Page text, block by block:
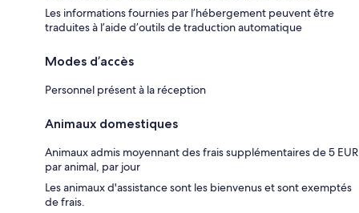
Les informations fournies par l’hébergement peuvent être
traduites à l’aide d’outils de traduction automatique
Modes d’accès
Personnel présent à la réception
Animaux domestiques
Animaux admis moyennant des frais supplémentaires de 5 EUR
par animal, par jour
Les animaux d'assistance sont les bienvenus et sont exemptés
de frais.